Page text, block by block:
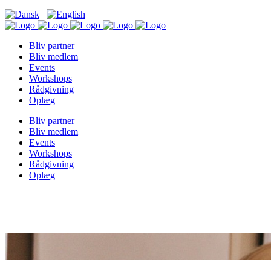
Bliv partner
Bliv medlem
Events
Workshops
Rådgivning
Oplæg
Bliv partner
Bliv medlem
Events
Workshops
Rådgivning
Oplæg